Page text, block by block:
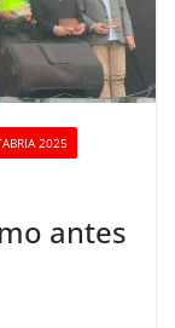
2025
antes